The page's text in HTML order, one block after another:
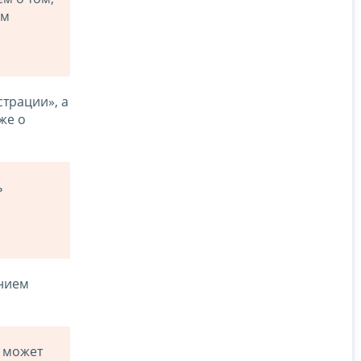
а
о
может